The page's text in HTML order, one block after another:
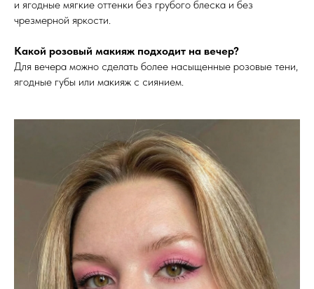
и ягодные мягкие оттенки без грубого блеска и без
чрезмерной яркости.
Какой розовый макияж подходит на вечер?
Для вечера можно сделать более насыщенные розовые тени,
ягодные губы или макияж с сиянием.